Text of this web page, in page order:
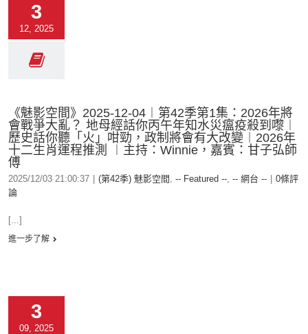
3
12, 2025
《魅影空間》2025-12-04︱第42季第1集：2026年將
會戰爭大亂？ 地母經話你丙午年知水災瘟疫殺到嚟︱
歷史話你聽「火」咁勁，政制將會有大改變︱2026年
十二生肖運程推測 ︱主持：Winnie，嘉賓：甘子弘師
傅
2025/12/03 21:00:37 (第42季) 魅影空間 , -- Featured --, -- 網台 --
0條評
論
[...]
進一步了解
3
09, 2025